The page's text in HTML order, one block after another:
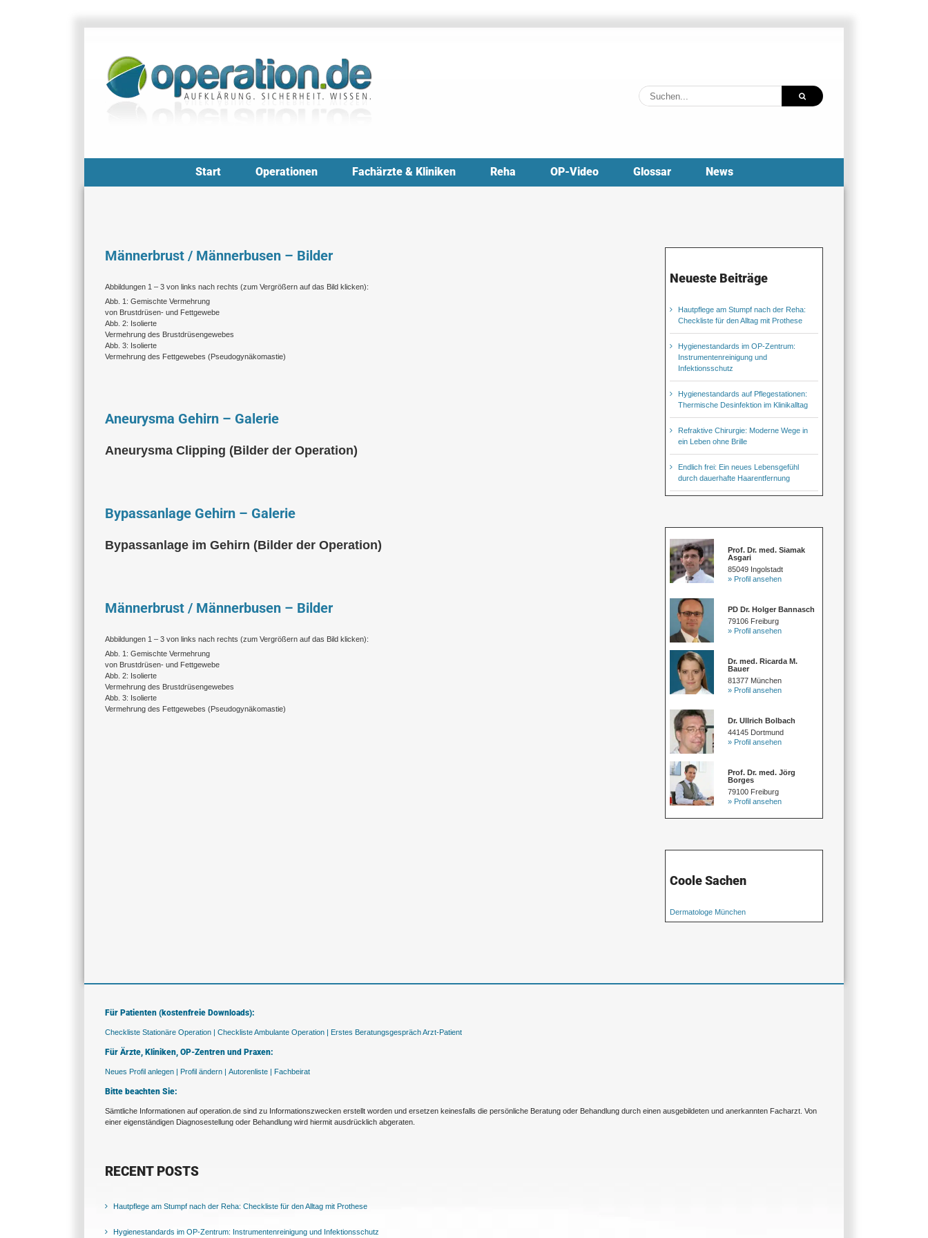
Suche
nach:
Start Operationen Fachärzte & Kliniken Reha OP-Video Glossar News
Männerbrust / Männerbusen – Bilder
Abbildungen 1 – 3 von links nach rechts (zum Vergrößern auf das Bild klicken):
Abb. 1: Gemischte Vermehrung
von Brustdrüsen- und Fettgewebe
Abb. 2: Isolierte
Vermehrung des Brustdrüsengewebes
Abb. 3: Isolierte
Vermehrung des Fettgewebes (Pseudogynäkomastie)
Aneurysma Gehirn – Galerie
Aneurysma Clipping (Bilder der Operation)
Bypassanlage Gehirn – Galerie
Bypassanlage im Gehirn (Bilder der Operation)
Männerbrust / Männerbusen – Bilder
Abbildungen 1 – 3 von links nach rechts (zum Vergrößern auf das Bild klicken):
Abb. 1: Gemischte Vermehrung
von Brustdrüsen- und Fettgewebe
Abb. 2: Isolierte
Vermehrung des Brustdrüsengewebes
Abb. 3: Isolierte
Vermehrung des Fettgewebes (Pseudogynäkomastie)
Neueste Beiträge
Hautpflege am Stumpf nach der Reha:
Checkliste für den Alltag mit Prothese
Hygienestandards im OP-Zentrum:
Instrumentenreinigung und
Infektionsschutz
Hygienestandards auf Pflegestationen:
Thermische Desinfektion im Klinikalltag
Refraktive Chirurgie: Moderne Wege in
ein Leben ohne Brille
Endlich frei: Ein neues Lebensgefühl
durch dauerhafte Haarentfernung
Prof. Dr. med. Siamak
Asgari
85049 Ingolstadt
» Profil ansehen
PD Dr. Holger Bannasch
79106 Freiburg
» Profil ansehen
Dr. med. Ricarda M.
Bauer
81377 München
» Profil ansehen
Dr. Ullrich Bolbach
44145 Dortmund
» Profil ansehen
Prof. Dr. med. Jörg
Borges
79100 Freiburg
» Profil ansehen
Coole Sachen
Dermatologe München
Für Patienten (kostenfreie Downloads):
Checkliste Stationäre Operation | Checkliste Ambulante Operation | Erstes Beratungsgespräch Arzt-Patient
Für Ärzte, Kliniken, OP-Zentren und Praxen:
Neues Profil anlegen | Profil ändern | Autorenliste | Fachbeirat
Bitte beachten Sie:
Sämtliche Informationen auf operation.de sind zu Informationszwecken erstellt worden und ersetzen keinesfalls die persönliche Beratung oder Behandlung durch einen ausgebildeten und anerkannten Facharzt. Von
einer eigenständigen Diagnosestellung oder Behandlung wird hiermit ausdrücklich abgeraten.
RECENT POSTS
Hautpflege am Stumpf nach der Reha: Checkliste für den Alltag mit Prothese
Hygienestandards im OP-Zentrum: Instrumentenreinigung und Infektionsschutz